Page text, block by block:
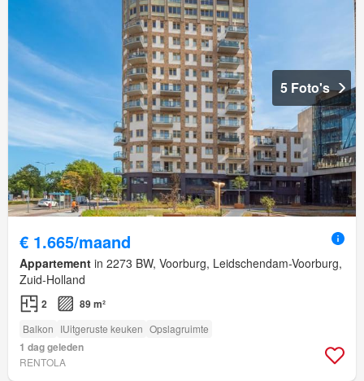
5 Foto's
€ 1.665/maand
Appartement in 2273 BW, Voorburg, Leidschendam-Voorburg,
Zuid-Holland
2 89 m²
Balkon IUitgeruste keuken Opslagruimte
1 dag geleden
RENTOLA